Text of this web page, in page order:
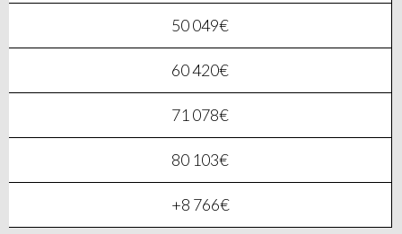
50 049€
60 420€
71 078€
80 103€
+8 766€